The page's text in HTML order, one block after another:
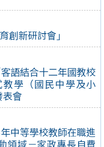
創新研討會」
語結合十二年國教校
學（國民中學及小
表會
中等學校教師在職進